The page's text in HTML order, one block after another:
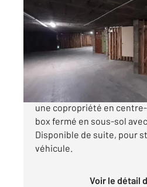
12 m
Ref : 9979
Parking à vendre
18 000 €
Garage à vendre au CLOS
une copropriété en
box fermé en sous-sol
Disponible de suite, pour
véhicule.
Voir le détail